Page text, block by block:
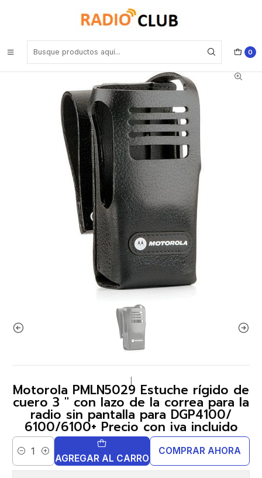
0
Pechera Porta radios Estuches
Motorola PMLN5029 Estuche rígido de cuero 3 " con lazo de la
correa para la radio sin pantalla para DGP4100/ 6100/6100+ Precio
Motorola PMLN5029 Estuche rígido de
cuero 3 " con lazo de la correa para la
radio sin pantalla para DGP4100/
6100/6100+ Precio con iva incluido
Cantidad AGREGAR AL CARRO
COMPRAR AHORA